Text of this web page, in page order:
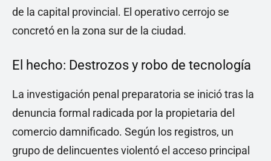
de la capital provincial. El operativo cerrojo se
concretó en la zona sur de la ciudad.
El hecho: Destrozos y robo de tecnología
La investigación penal preparatoria se inició tras la
denuncia formal radicada por la propietaria del
comercio damnificado. Según los registros, un
grupo de delincuentes violentó el acceso principal